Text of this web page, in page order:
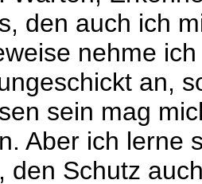
den auch ich
nehme
an,
sein mag
Aber ich lerne
den Schutz